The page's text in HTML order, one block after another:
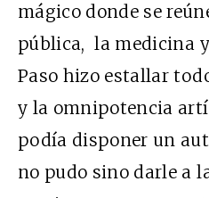
mágico donde se
pública, la medicina
Paso hizo estallar
y la omnipotencia
podía disponer un
no pudo sino darle a